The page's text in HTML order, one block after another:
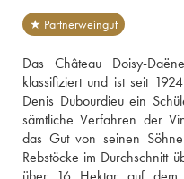
★ Partnerweingut
Das Château Doisy-
klassifiziert und ist seit
Denis Dubourdieu ein
sämtliche Verfahren der
das Gut von seinen
Rebstöcke im Durchschnitt